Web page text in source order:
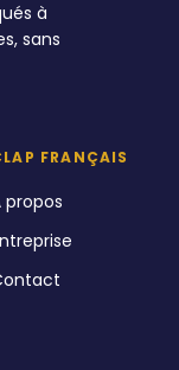
à
sans
FRANÇAIS
propos